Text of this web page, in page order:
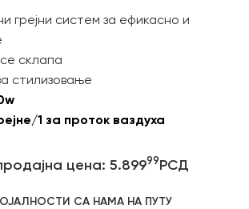
грејни систем за ефикасно и
склапа
стилизовање
1 за проток ваздуха
цена: 5.89999РСД
СА НАМА НА ПУТУ